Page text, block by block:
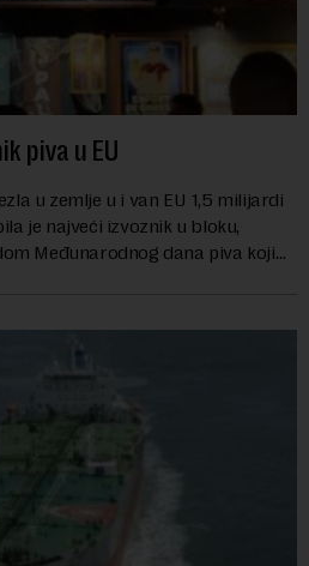
piva u EU
u zemlje u i van EU 1,5 milijardi
je najveći izvoznik u bloku,
Međunarodnog dana piva koji